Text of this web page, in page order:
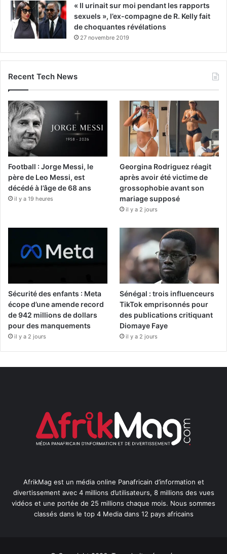
« Il urinait sur moi pendant les rapports
sexuels », l’ex-compagne de R. Kelly fait
de choquantes révélations
27 novembre 2019
Recent Tech News
Football : Jorge Messi, le
père de Leo Messi, est
décédé à l’âge de 68 ans
il y a 19 heures
Georgina Rodriguez réagit
après avoir été victime de
grossophobie avant son
mariage supposé
il y a 2 jours
Sécurité des enfants : Meta
écope d’une amende record
de 942 millions de dollars
pour des manquements
il y a 2 jours
Sénégal : trois influenceurs
TikTok emprisonnés pour
des publications critiquant
Diomaye Faye
il y a 2 jours
AfrikMag est un média online Panafricain d’information et
divertissement avec 4 millions d’utilisateurs, 8 millions des vues
vidéos et une portée de 25 millions chaque mois. Nous sommes
classés dans le top 4 Media dans 12 pays africains